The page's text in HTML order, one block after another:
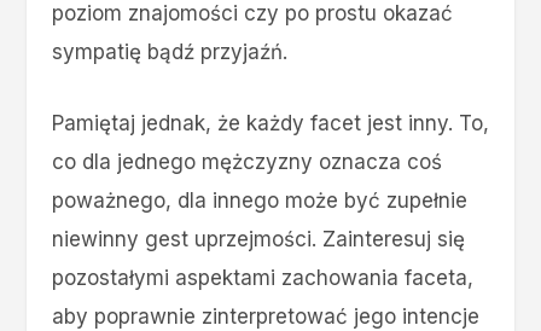
poziom znajomości czy po prostu okazać
sympatię bądź przyjaźń.
Pamiętaj jednak, że każdy facet jest inny. To,
co dla jednego mężczyzny oznacza coś
poważnego, dla innego może być zupełnie
niewinny gest uprzejmości. Zainteresuj się
pozostałymi aspektami zachowania faceta,
aby poprawnie zinterpretować jego intencje